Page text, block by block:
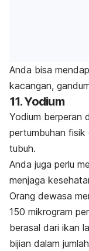
Anda bisa
kacangan,
11. Yodium
Yodium berperan
pertumbuhan fisik
tubuh.
Anda juga perlu
menjaga
Orang dewasa
150 mikrogram
berasal dari ikan
bijian dalam